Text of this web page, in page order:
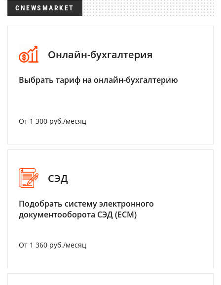
CNEWSMARKET
Онлайн-бухгалтерия
Выбрать тариф на онлайн-бухгалтерию
От 1 300 руб./месяц
СЭД
Подобрать систему электронного
документооборота СЭД (ECM)
От 1 360 руб./месяц